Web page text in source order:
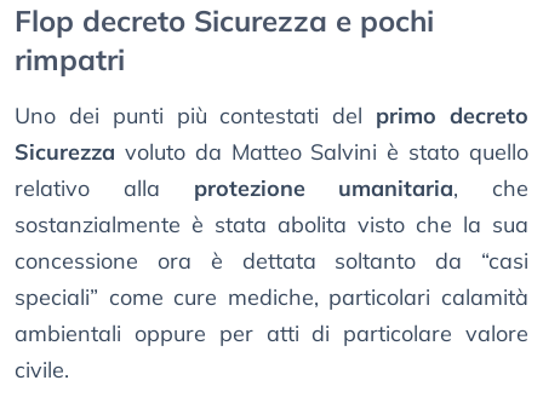
Flop decreto Sicurezza e pochi
rimpatri
Uno dei punti più contestati del primo decreto
Sicurezza voluto da Matteo Salvini è stato quello
relativo alla protezione umanitaria, che
sostanzialmente è stata abolita visto che la sua
concessione ora è dettata soltanto da “casi
speciali” come cure mediche, particolari calamità
ambientali oppure per atti di particolare valore
civile.